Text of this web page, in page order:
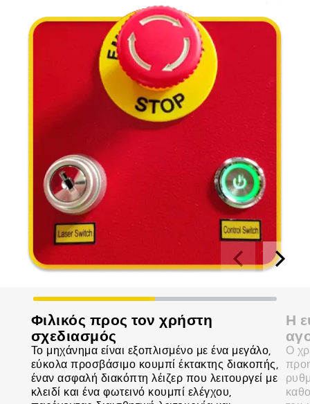
Φιλικός προς τον χρήστη
σχεδιασμός
Το μηχάνημα είναι εξοπλισμένο με ένα μεγάλο,
εύκολα προσβάσιμο κουμπί έκτακτης διακοπής,
έναν ασφαλή διακόπτη λέιζερ που λειτουργεί με
κλειδί και ένα φωτεινό κουμπί ελέγχου,
Η
Ο